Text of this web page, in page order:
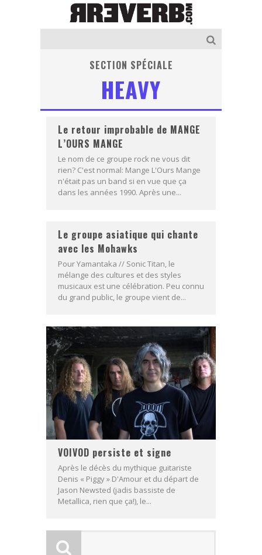
SECTION SPÉCIALE
HEAVY
Le retour improbable de MANGE
L’OURS MANGE
Le nom de ce groupe rock ne vous dit
rien? C'est normal: Mange L'Ours Mange
n'était pas un band si en vue que ça
dans les années 1990. Après une...
Le groupe asiatique qui chante
avec les Mohawks
Pour Yamantaka // Sonic Titan, le
mélange des cultures et des styles
musicaux est une célébration. Peu connu
du grand public, le groupe vient de...
VOIVOD persiste et signe
Après le décès du mythique guitariste
Denis « Piggy » D'Amour et du départ de
Jason Newsted (jadis bassiste de
Metallica, rien que ça!), le...